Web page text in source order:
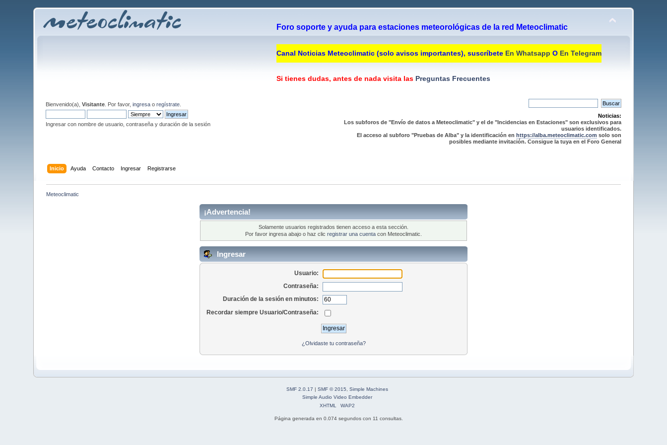
Foro soporte y ayuda para estaciones meteorológicas de la red Meteoclimatic
Canal Noticias Meteoclimatic (solo avisos importantes), suscríbete En Whatsapp O En Telegram
Si tienes dudas, antes de nada visita lasPreguntas Frecuentes
Bienvenido(a),Visitante . Por favor,ingresa oregístrate
Ingresar con nombre de usuario, contraseña y duración de la sesión
Noticias:
Los subforos de "Envío de datos a Meteoclimatic" y el de "Incidencias en Estaciones" son exclusivos para
usuarios identificados.
El acceso al subforo "Pruebas de Alba" y la identificación en https://alba.meteoclimatic.com solo son
posibles mediante invitación. Consigue la tuya en el Foro General
Inicio Ayuda Contacto Ingresar Registrarse
Meteoclimatic
¡Advertencia!
Solamente usuarios registrados tienen acceso a esta sección.
Por favor ingresa abajo o haz clic registrar una cuenta con Meteoclimatic.
Ingresar
Usuario:
Contraseña:
Duración de la sesión en minutos:
Recordar siempre Usuario/Contraseña:
¿Olvidaste tu contraseña?
SMF 2.0.17 | SMF © 2015
Simple Machines
Simple Audio Video Embedder
XHTML
WAP2
Página generada en 0.074 segundos con 11 consultas.